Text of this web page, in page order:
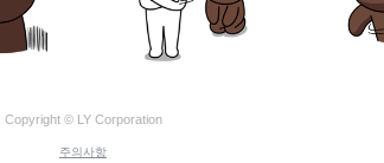
Copyright © LY Corporation
주의사항